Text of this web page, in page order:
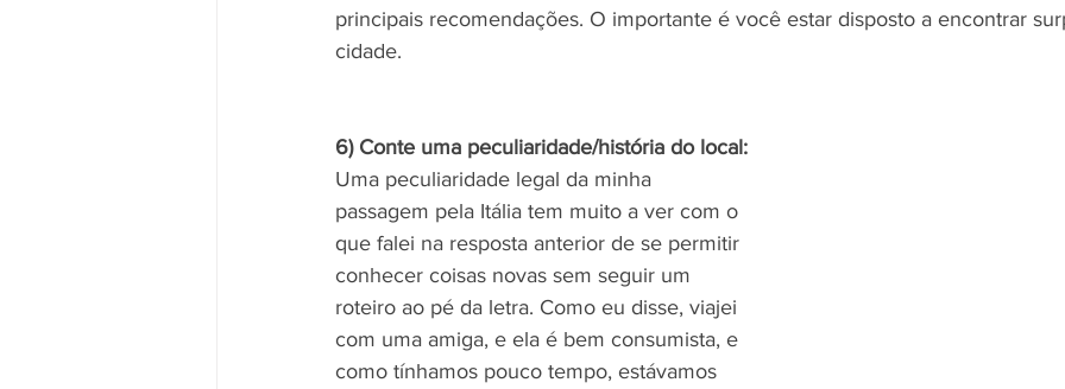
principais recomendações. O importante é você estar disposto a encontrar
cidade.
6) Conte uma peculiaridade/história do local:
Uma peculiaridade legal da minha
passagem pela Itália tem muito a ver com o
que falei na resposta anterior de se permitir
conhecer coisas novas sem seguir um
roteiro ao pé da letra. Como eu disse, viajei
com uma amiga, e ela é bem consumista, e
como tínhamos pouco tempo, estávamos